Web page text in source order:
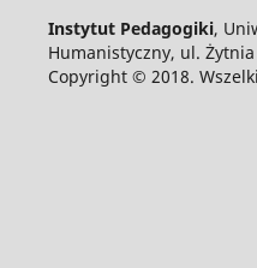
Instytut Pedagogiki,
Humanistyczny, ul.
Copyright © 2018.